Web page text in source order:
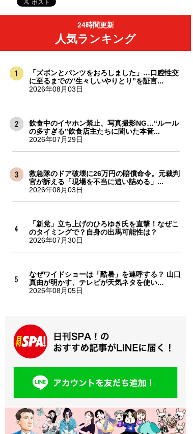
24時間更新
人気ランキング
「ズボンとパンツをおろしました」…口腔性交
に至るまでの“生々しいやりとり”を証言...
2026年08月03日
飲食中のイヤホン禁止、写真撮影NG…“ルール
の多すぎる”飲食店主たちに聞いた本音...
2026年07月29日
救急隊のドア破壊に26万円の賠償命令。元裁判
官が訴える「現場を不当に追い詰める」...
2026年08月03日
「新党」立ち上げのひろゆき氏を直撃！なぜこ
のタイミングで？自身の出馬可能性は？
2026年07月30日
なぜワイドショーは「酷暑」を連呼する？ 山口
真由が明かす、テレビが天気ネタを使い...
2026年08月05日